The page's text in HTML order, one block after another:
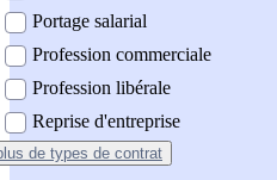
Portage salarial
Profession commerciale
Profession libérale
Reprise d'entreprise
de types de contrat